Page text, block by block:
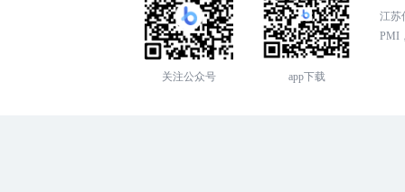
关注公众号 app下载
江苏
PMI